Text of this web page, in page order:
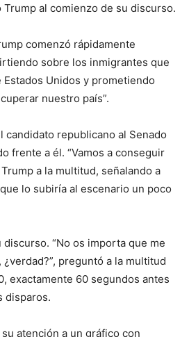
Trump al comienzo de su discurso.
comenzó rápidamente
sobre los inmigrantes que
Unidos y prometiendo
nuestro país”.
candidato republicano al Senado
frente a él. “Vamos a conseguir
a la multitud, señalando a
lo subiría al escenario un poco
“No os importa que me
preguntó a la multitud
exactamente 60 segundos antes
disparos.
atención a un gráfico con